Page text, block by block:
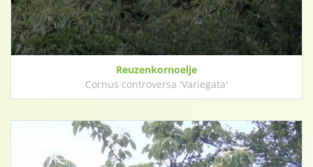
Reuzenkornoelje
Cornus controversa 'Variegata'